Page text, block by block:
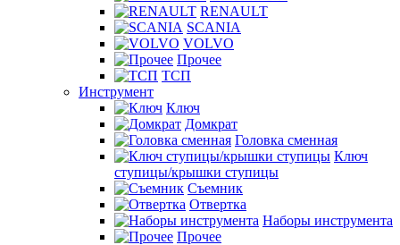
RENAULT
SCANIA
VOLVO
Прочее
ТСП
Инструмент
Ключ
Домкрат
Головка сменная
Ключ
ступицы/крышки ступицы
Съемник
Отвертка
Наборы инструмента
Прочее